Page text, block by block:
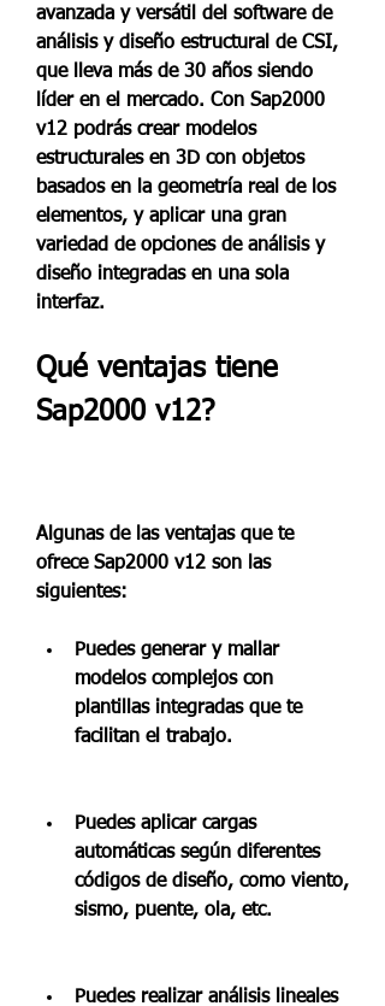
avanzada y versátil del software de
análisis y diseño estructural de CSI,
que lleva más de 30 años siendo
líder en el mercado. Con Sap2000
v12 podrás crear modelos
estructurales en 3D con objetos
basados en la geometría real de los
elementos, y aplicar una gran
variedad de opciones de análisis y
diseño integradas en una sola
interfaz.
Qué ventajas tiene
Sap2000 v12?
Algunas de las ventajas que te
ofrece Sap2000 v12 son las
siguientes:
Puedes generar y mallar
modelos complejos con
plantillas integradas que te
facilitan el trabajo.
Puedes aplicar cargas
automáticas según diferentes
códigos de diseño, como viento,
sismo, puente, ola, etc.
Puedes realizar análisis lineales